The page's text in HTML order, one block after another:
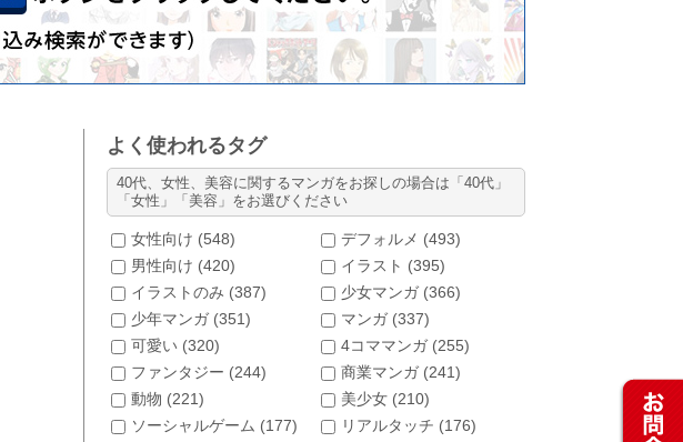
よく使われるタグ
40代、女性、美容に関するマンガをお探しの場合は「40代」
「女性」「美容」をお選びください
女性向け (548) デフォルメ (493)
男性向け (420) イラスト (395)
イラストのみ (387) 少女マンガ (366)
少年マンガ (351) マンガ (337)
可愛い (320) 4コママンガ (255)
ファンタジー (244) 商業マンガ (241)
動物 (221) 美少女 (210)
ソーシャルゲーム (177) リアルタッチ (176)